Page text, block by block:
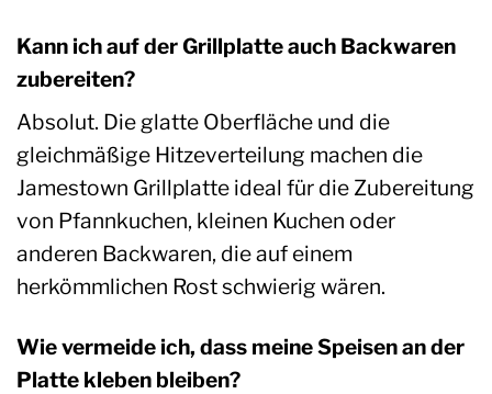
Kann ich auf der Grillplatte auch Backwaren
zubereiten?
Absolut. Die glatte Oberfläche und die
gleichmäßige Hitzeverteilung machen die
Jamestown Grillplatte ideal für die Zubereitung
von Pfannkuchen, kleinen Kuchen oder
anderen Backwaren, die auf einem
herkömmlichen Rost schwierig wären.
Wie vermeide ich, dass meine Speisen an der
Platte kleben bleiben?